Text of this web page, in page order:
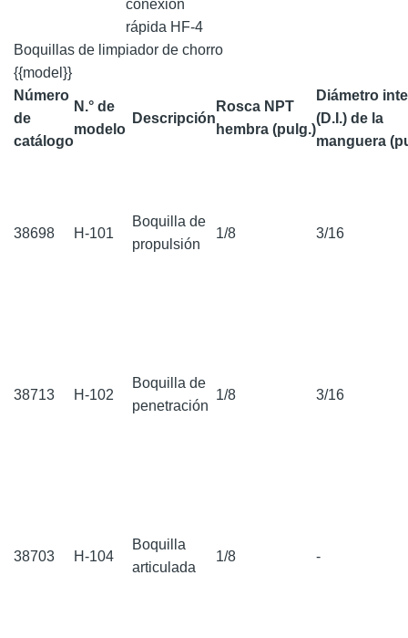
conexión
rápida HF-4
Boquillas de limpiador de chorro
{{model}}
Número
de
catálogo
N.° de
modelo
Descripción
Rosca NPT
hembra (pulg.)
Diámetro
(D.I.) de la
manguera
38698 H-101
Boquilla de
propulsión
1/8 3/16
38713 H-102
Boquilla de
penetración
1/8 3/16
38703 H-104
Boquilla
articulada
1/8 -